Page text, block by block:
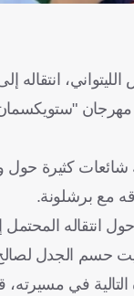
عامًا، نجم زالغيريس
"ستويكسمان
كثيرة
مع برشلونة.
المحتمل
حسم الجدل لصالح
للخطوة الكبيرة